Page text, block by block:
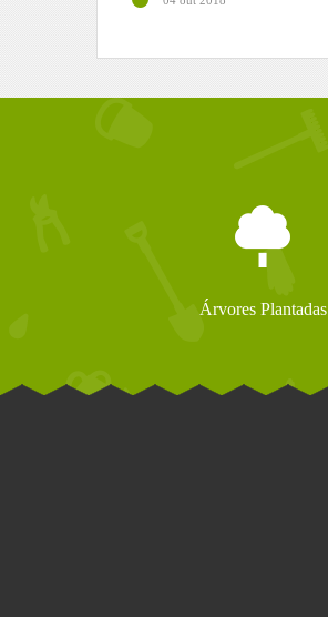
Árvores Plantadas